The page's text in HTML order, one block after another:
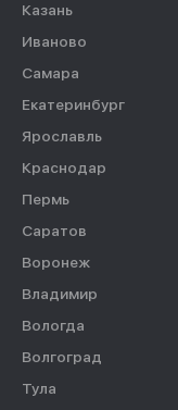
Казань
Иваново
Самара
Екатеринбург
Ярославль
Краснодар
Пермь
Саратов
Воронеж
Владимир
Вологда
Волгоград
Тула